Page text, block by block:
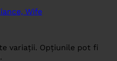
Wife
variații. Opțiunile pot fi